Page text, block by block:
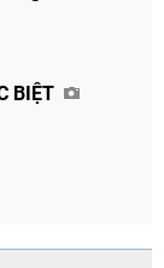
BIỆT